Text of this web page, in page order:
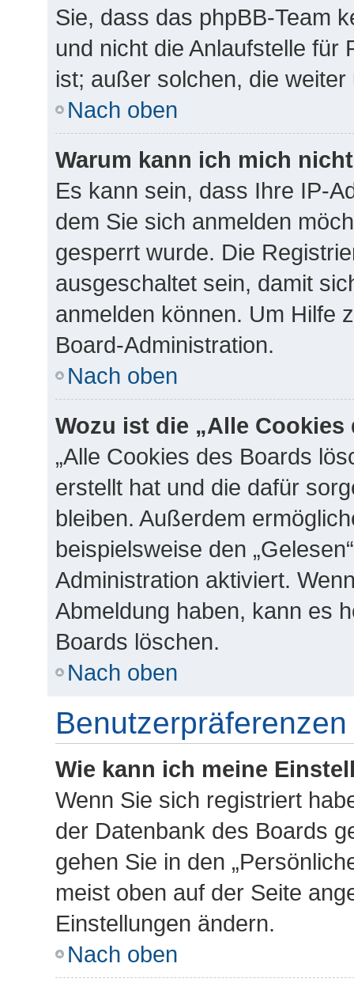
Sie, dass das phpBB-Team
und nicht die Anlaufstelle für
ist; außer solchen, die
Nach oben
Warum kann ich mich
Es kann sein, dass Ihre IP-
dem Sie sich anmelden
gesperrt wurde. Die
ausgeschaltet sein, damit
anmelden können. Um Hilfe
Board-Administration.
Nach oben
Wozu ist die „Alle
„Alle Cookies des Boards
erstellt hat und die dafür
bleiben. Außerdem
beispielsweise den
Administration aktiviert.
Abmeldung haben, kann es
Boards löschen.
Nach oben
Wie kann ich meine
Wenn Sie sich registriert
der Datenbank des Boards
gehen Sie in den
meist oben auf der Seite
Einstellungen ändern.
Nach oben